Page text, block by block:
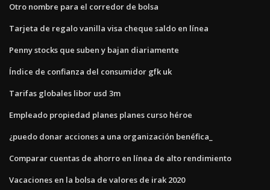
Otro nombre para el corredor de bolsa
Tarjeta de regalo vanilla visa cheque saldo en línea
Penny stocks que suben y bajan diariamente
Índice de confianza del consumidor gfk uk
Tarifas globales libor usd 3m
Empleado propiedad planes planes curso héroe
¿puedo donar acciones a una organización benéfica_
Comparar cuentas de ahorro en línea de alto rendimiento
Vacaciones en la bolsa de valores de irak 2020